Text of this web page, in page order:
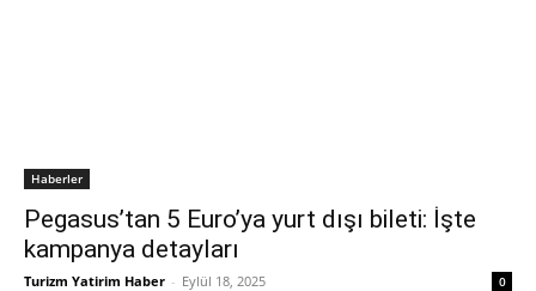
Haberler
Pegasus’tan 5 Euro’ya yurt dışı bileti: İşte
kampanya detayları
Turizm Yatirim Haber - Eylül 18, 2025 0